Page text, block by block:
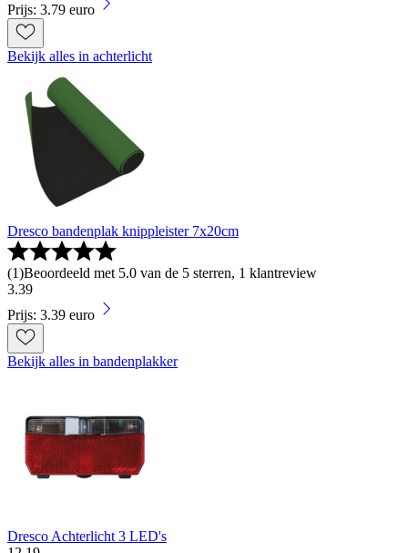
Prijs: 3.79 euro
Bekijk alles in achterlicht
Dresco bandenplak knippleister 7x20cm
(1)Beoordeeld met 5.0 van de 5 sterren, 1 klantreview
3.39
Prijs: 3.39 euro
Bekijk alles in bandenplakker
Dresco Achterlicht 3 LED's